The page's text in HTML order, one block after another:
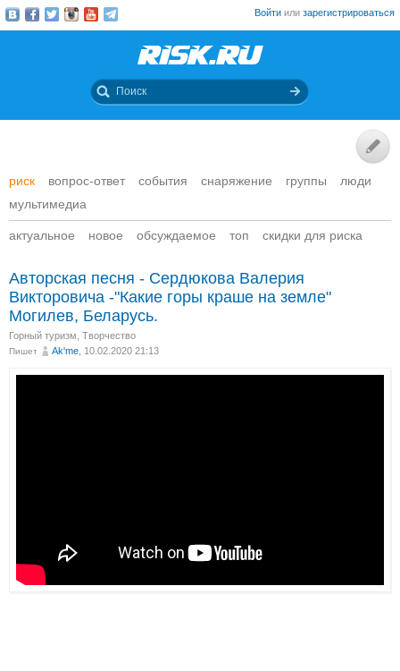
Войти или зарегистрироваться
риск вопрос-ответ события снаряжение группы
люди
мультимедиа
актуальное новое обсуждаемое топ скидки для риска
Авторская песня - Сердюкова Валерия
Викторовича -"Какие горы краше на земле"
Могилев, Беларусь.
Горный туризм Творчество
Пишет Ak'me , 10.02.2020 21:13